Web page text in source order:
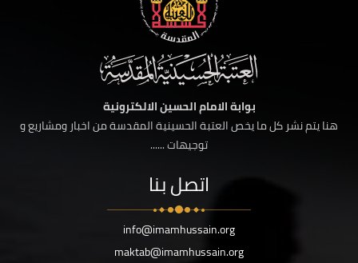
بوابة الامام الحسين الالكترونية
هنا يتم نشر كل ما يخص العتبة الحسينية المقدسة من اخبار ومشاريع و
توجيهات ......
اتصل بنا
info@imamhussain.org
maktab@imamhussain.org